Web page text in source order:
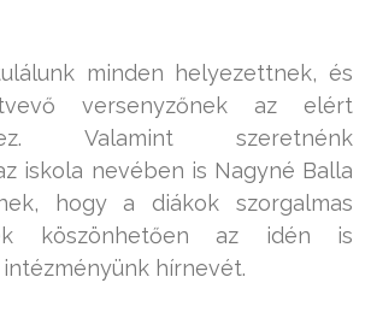
minden helyezettnek, és
versenyzőnek az elért
Valamint szeretnénk
iskola nevében is Nagyné Balla
hogy a diákok szorgalmas
köszönhetően az idén is
hírnevét.